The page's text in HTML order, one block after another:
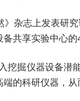
杂志上发表研
共享实验中心
挖掘仪器设备
的科研仪器，从